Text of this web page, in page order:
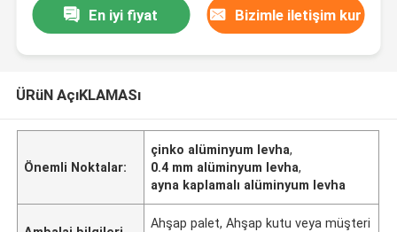
En iyi fiyat Bizimle iletişim kur
ÜRüN AçıKLAMASı
Önemli Noktalar:
çinko alüminyum levha,
0.4 mm alüminyum levha,
ayna kaplamalı alüminyum levha
Ahşap palet, Ahşap kutu veya müşteri